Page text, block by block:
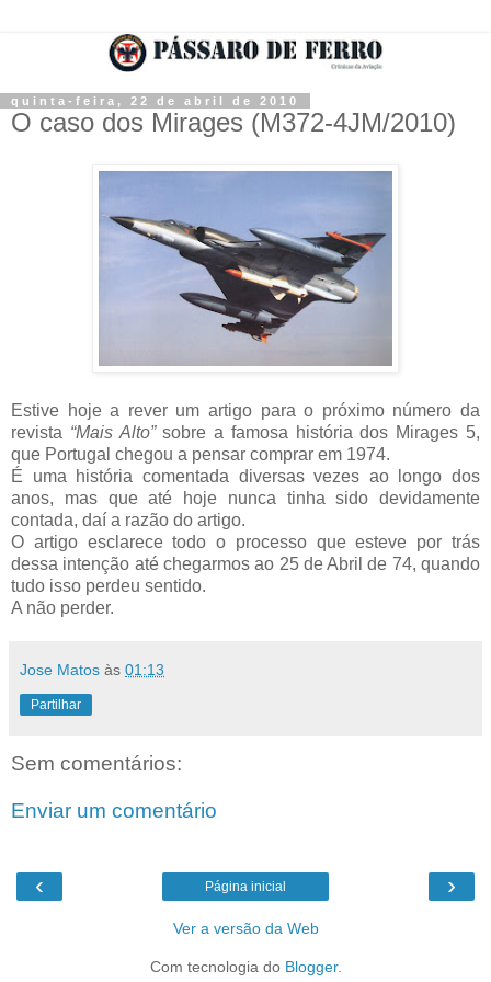
quinta-feira, 22 de abril de 2010
O caso dos Mirages (M372-4JM/2010)
Estive hoje a rever um artigo para o próximo número da
revista “Mais Alto”sobre a famosa história dos Mirages 5,
que Portugal chegou a pensar comprar em 1974.
É uma história comentada diversas vezes ao longo dos
anos, mas que até hoje nunca tinha sido devidamente
contada, daí a razão do artigo.
O artigo esclarece todo o processo que esteve por trás
dessa intenção até chegarmos ao 25 de Abril de 74, quando
tudo isso perdeu sentido.
A não perder.
Jose Matos às 01:13
Partilhar
Sem comentários:
Enviar um comentário
‹ ›
Página inicial
Ver a versão da Web
Com tecnologia do Blogger.